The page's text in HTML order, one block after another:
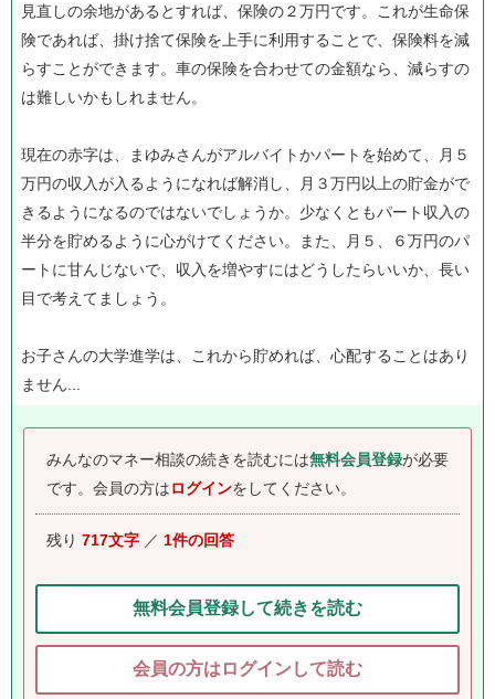
見直しの余地があるとすれば、保険の２万円です。これが生命保
険であれば、掛け捨て保険を上手に利用することで、保険料を減
らすことができます。車の保険を合わせての金額なら、減らすの
は難しいかもしれません。
現在の赤字は、まゆみさんがアルバイトかパートを始めて、月５
万円の収入が入るようになれば解消し、月３万円以上の貯金がで
きるようになるのではないでしょうか。少なくともパート収入の
半分を貯めるように心がけてください。また、月５、６万円のパ
ートに甘んじないで、収入を増やすにはどうしたらいいか、長い
目で考えてましょう。
お子さんの大学進学は、これから貯めれば、心配することはあり
ません...
みんなのマネー相談の続きを読むには無料会員登録が必要
です。 会員の方はログインをしてください。
残り 717文字 ／ 1件の回答
無料会員登録して続きを読む
会員の方はログインして読む